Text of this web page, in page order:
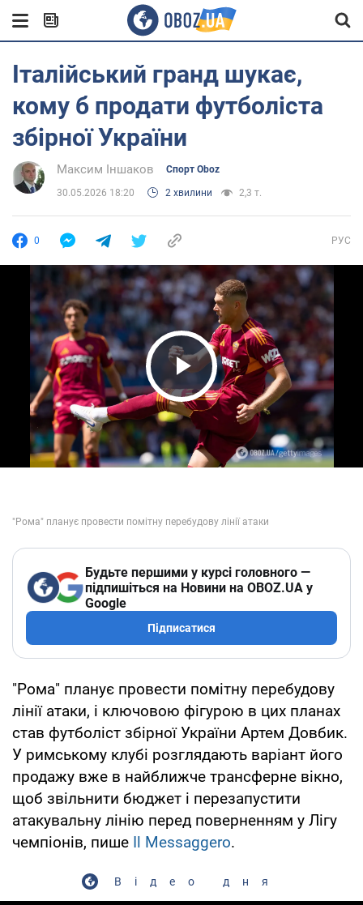
Італійський гранд шукає,
кому б продати футболіста
збірної України
Максим Іншаков Спорт Oboz
30.05.2026 18:20 2 хвилини 2,3 т.
0 РУС
Play Video
Будьте першими у курсі головного —
підпишіться на Новини на OBOZ.UA у
Google
Підписатися
"Рома" планує провести помітну перебудову
лінії атаки, і ключовою фігурою в цих планах
став футболіст збірної України Артем Довбик.
У римському клубі розглядають варіант його
продажу вже в найближче трансферне вікно,
щоб звільнити бюджет і перезапустити
атакувальну лінію перед поверненням у Лігу
чемпіонів, пише Il Messaggero.
Відео дня